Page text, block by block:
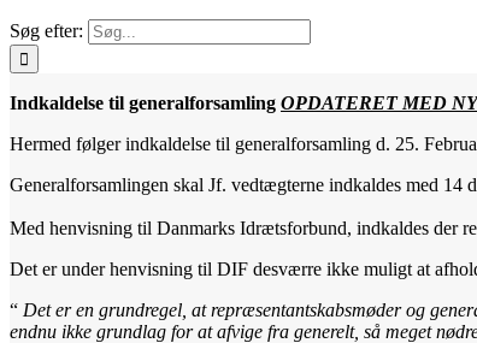
Søg efter:
Indkaldelse til generalforsamling OPDATERET MED
Hermed følger indkaldelse til generalforsamling d. 25.
Generalforsamlingen skal Jf. vedtægterne indkaldes med 14
Med henvisning til Danmarks Idrætsforbund, indkaldes der
Det er under henvisning til DIF desværre ikke muligt at
“ Det er en grundregel, at repræsentantskabsmøder og
endnu ikke grundlag for at afvige fra generelt, så meget